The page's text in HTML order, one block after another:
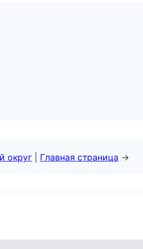
округ Главная страница →